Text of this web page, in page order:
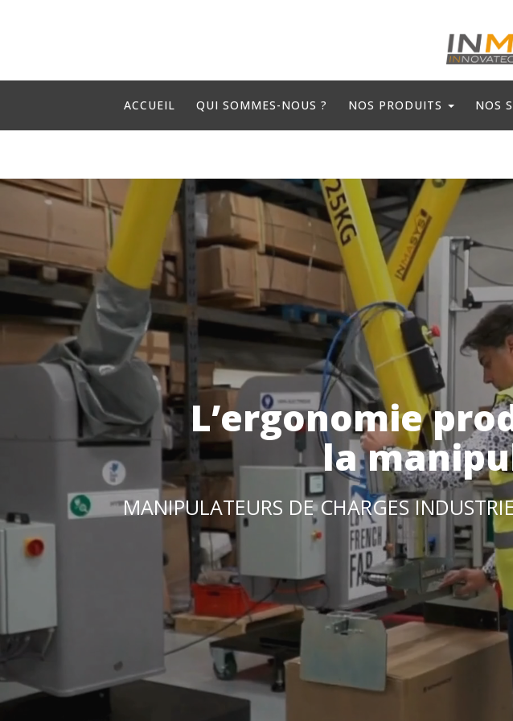
ACCUEIL QUI SOMMES-NOUS ? NOS PRODUITS NOS
L’ergonomie
la
MANIPULATEURS DE CHARGES